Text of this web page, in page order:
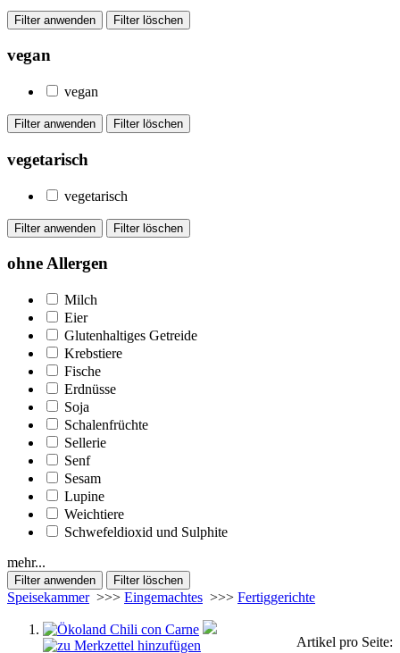
vegan
vegan
vegetarisch
vegetarisch
ohne Allergen
Milch
Eier
Glutenhaltiges Getreide
Krebstiere
Fische
Erdnüsse
Soja
Schalenfrüchte
Sellerie
Senf
Sesam
Lupine
Weichtiere
Schwefeldioxid und Sulphite
mehr...
Speisekammer >>> Eingemachtes >>> Fertiggerichte
Artikel pro Seite: